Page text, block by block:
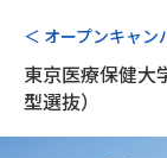
専門学校の資料請求
留学・進学関連、塾
＜ オープンキャン
東京医療保健大
型選抜）